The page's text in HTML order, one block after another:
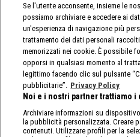
Se l'utente acconsente, insieme le
possiamo archiviare e accedere ai
un'esperienza di navigazione più
trattamento dei dati personali
memorizzati nei cookie. È possibile
opporsi in qualsiasi momento al
legittimo facendo clic sul pulsante
pubblicitarie”. Privacy Policy
Noi e i nostri partner trattiamo
Archiviare informazioni su
la pubblicità personalizzata. Creare
contenuti. Utilizzare profili per la